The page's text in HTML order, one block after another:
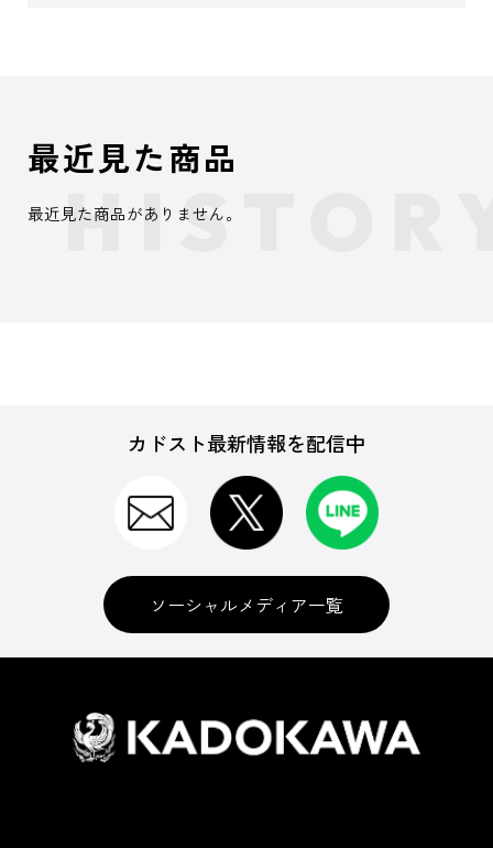
最近見た商品
最近見た商品がありません。
カドスト最新情報を配信中
ソーシャルメディア一覧